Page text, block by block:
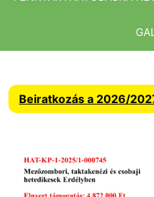
Beiratkozás a 2026/